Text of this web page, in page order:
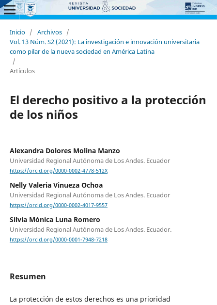
Inicio / Archivos /
Vol. 13 Núm. S2 (2021): La investigación e innovación universitaria
como pilar de la nueva sociedad en América Latina
/
Artículos
El derecho positivo a la protección
de los niños
Alexandra Dolores Molina Manzo
Universidad Regional Autónoma de Los Andes. Ecuador
https://orcid.org/0000-0002-4778-512X
Nelly Valeria Vinueza Ochoa
Universidad Regional Autónoma de Los Andes. Ecuador
https://orcid.org/0000-0002-4017-9557
Silvia Mónica Luna Romero
Universidad Regional Autónoma de Los Andes. Ecuador.
https://orcid.org/0000-0001-7948-7218
Resumen
La protección de estos derechos es una prioridad